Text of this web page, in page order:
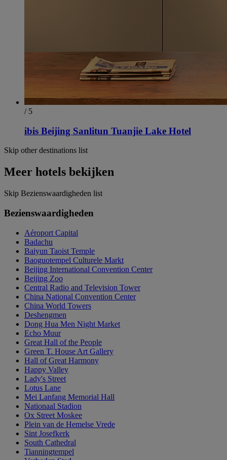
/ 5
ibis Beijing Sanlitun Tuanjie Lake Hotel
Skip other destinations list
Meer hotels bekijken
Skip Bezienswaardigheden list
Bezienswaardigheden
Aéroport Capital
Badachu
Baiyun Taoist Temple
Baoguotempel Culturele Markt
Beijing International Convention Center
Beijing Zoo
Central Radio and Television Tower
China National Convention Center
China World Towers
Deshengmen
Dong Hua Men Night Market
Echo Muur
Great Hall of the People
Green T. House Art Gallery
Hall of Great Harmony
Happy Valley
Lady's Street
Lotus Lane
Mei Lanfang Memorial Hall
Nationaal Stadion
Ox Street Moskee
Plein van de Hemelse Vrede
Sint Josefkerk
South Cathedral
Tianningtempel